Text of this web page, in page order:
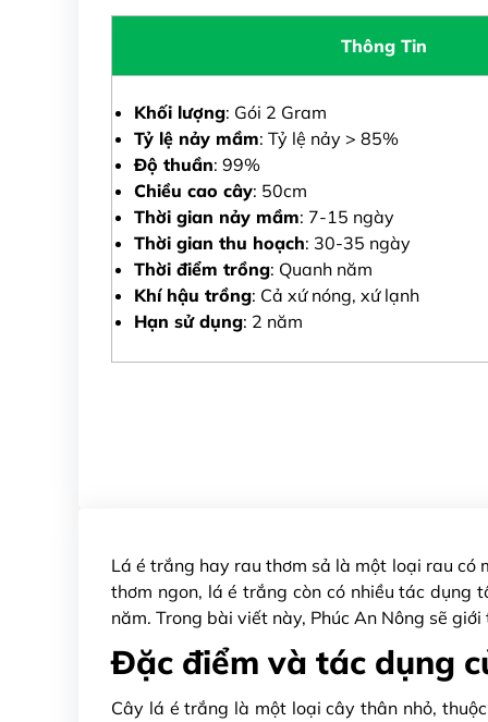
Thông Tin
Khối lượng: Gói 2 Gram
Tỷ lệ nảy mầm: Tỷ lệ nảy > 85%
Độ thuần: 99%
Chiều cao cây: 50cm
Thời gian nảy mầm: 7-15 ngày
Thời gian thu hoạch: 30-35 ngày
Thời điểm trồng: Quanh năm
Khí hậu trồng: Cả xứ nóng, xứ lạnh
Hạn sử dụng: 2 năm
Lá é trắng hay rau thơm sả là một loại rau có
thơm ngon, lá é trắng còn có nhiều tác dụng
năm. Trong bài viết này, Phúc An Nông sẽ
Đặc điểm và tác dụng
Cây lá é trắng là một loại cây thân nhỏ,